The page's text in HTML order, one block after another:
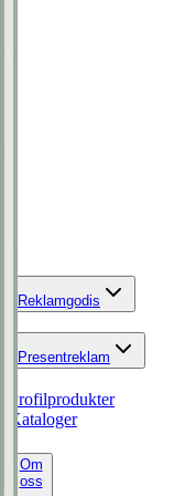
Reklamgodis
Presentreklam
Profilprodukter
Kataloger
Om
oss